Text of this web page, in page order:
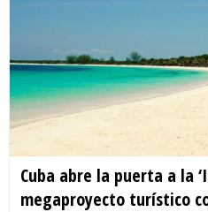
Cuba abre la puerta a la
megaproyecto turístico